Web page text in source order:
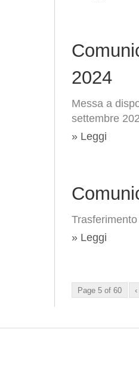
2024
Messa a
settembre
» Leggi
» Leggi
Page 5 of 60